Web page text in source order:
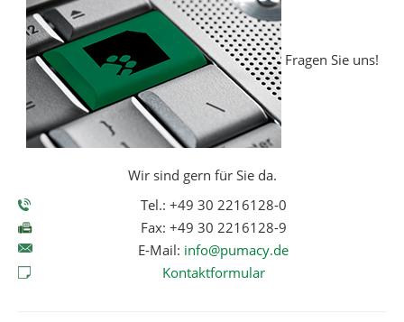
Fragen Sie uns!
Wir sind gern für Sie da.
Tel.: +49 30 2216128-0
Fax: +49 30 2216128-9
E-Mail: info@pumacy.de
Kontaktformular